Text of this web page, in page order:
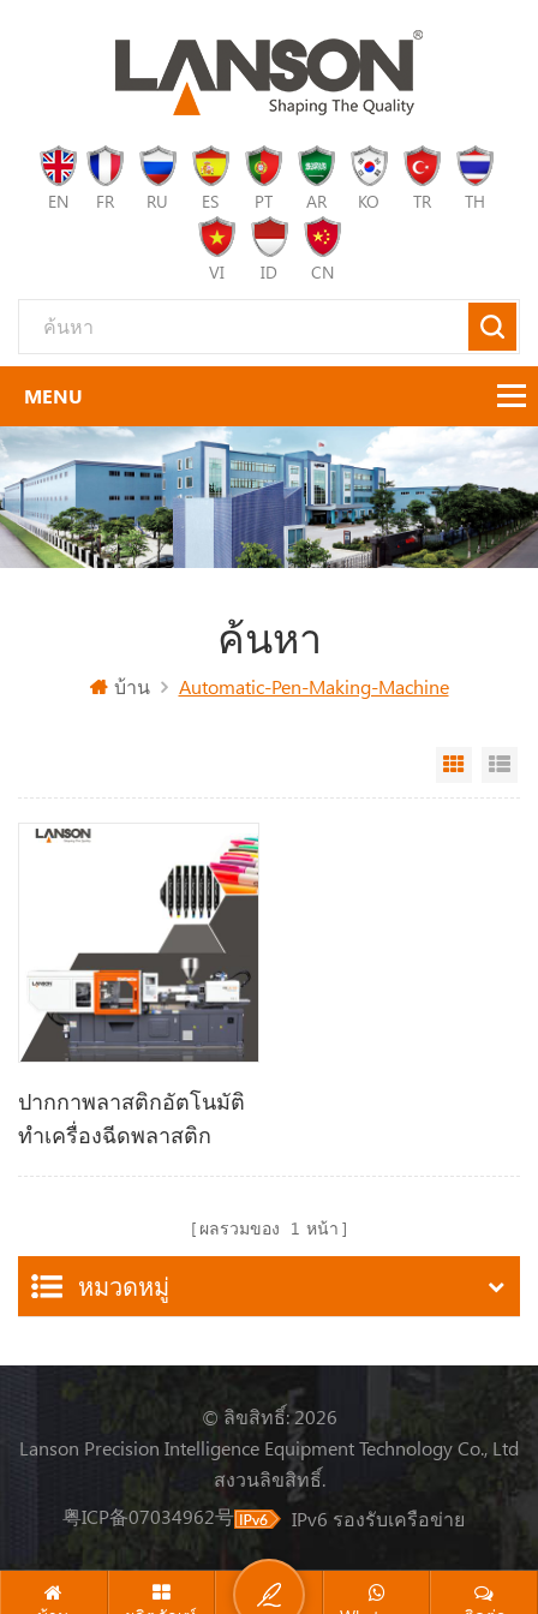
EN FR RU ES PT AR KO TR TH
VI ID CN
ค้นหา
บ้าน Automatic-Pen-Making-Machine
Grid
ปากกาพลาสติกอัตโนมัติ
ทำเครื่องฉีดพลาสติก
ผลรวมของ 1 หน้า
หมวดหมู่
© ลิขสิทธิ์: 2026
Lanson Precision Intelligence Equipment Technology Co., Ltd
สงวนลิขสิทธิ์.
粤ICP备07034962号
IPv6 รองรับเครือข่าย